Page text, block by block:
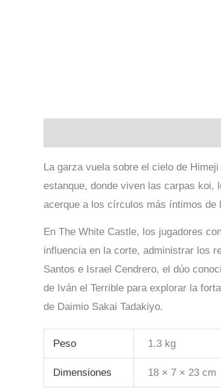
La garza vuela sobre el cielo de
estanque, donde viven las carpas koi,
acerque a los círculos más íntimos de
En The White Castle, los jugadores
influencia en la corte, administrar los
Santos e Israel Cendrero, el dúo
de Iván el Terrible para explorar la
de Daimio Sakai Tadakiyo.
Peso 1.3 kg
Dimensiones 18 × 7 × 23 cm